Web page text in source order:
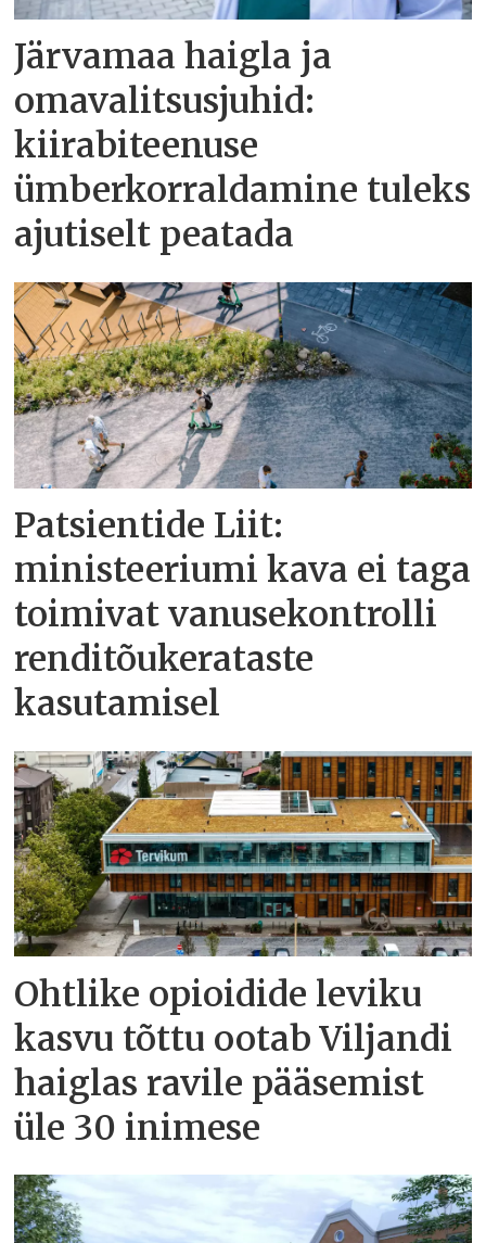
Järvamaa haigla ja
omavalitsusjuhid:
kiirabiteenuse
ümberkorraldamine tuleks
ajutiselt peatada
Patsientide Liit:
ministeeriumi kava ei taga
toimivat vanusekontrolli
renditõukerataste
kasutamisel
Ohtlike opioidide leviku
kasvu tõttu ootab Viljandi
haiglas ravile pääsemist
üle 30 inimese